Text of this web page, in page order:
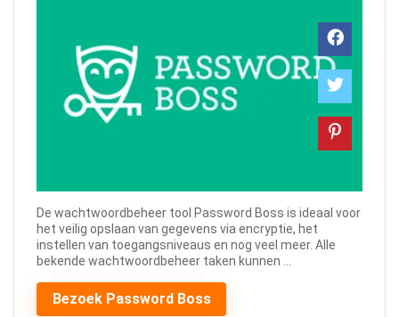
De wachtwoordbeheer tool Password Boss is ideaal voor
het veilig opslaan van gegevens via encryptie, het
instellen van toegangsniveaus en nog veel meer. Alle
bekende wachtwoordbeheer taken kunnen ...
Bezoek Password Boss